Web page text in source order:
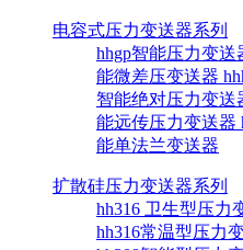
电容式压力变送器系列
hhgp智能压力变送
能微差压变送器
智能绝对压力变送
能远传压力变送器
能单法兰变送器
扩散硅压力变送器系列
hh316 卫生型压力
hh316常温型压力